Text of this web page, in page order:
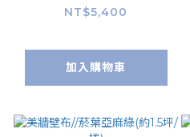
NT$5,400
加入購物車